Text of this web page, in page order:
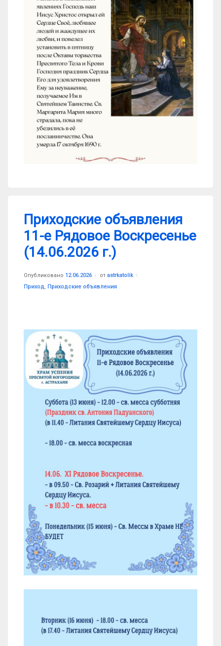
Приходские объявления
11-е Рядовое Воскресенье
(14.06.2026 г.)
Опубликовано 12.06.2026 от astrkatolik
Рубрики:
Приход, Приходские объявления